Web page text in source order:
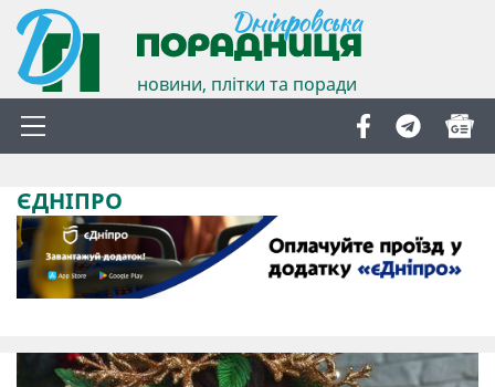
новини, плітки та поради
ЄДНІПРО